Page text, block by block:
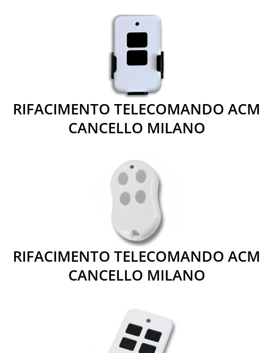
RIFACIMENTO TELECOMANDO ACM
CANCELLO MILANO
RIFACIMENTO TELECOMANDO ACM
CANCELLO MILANO